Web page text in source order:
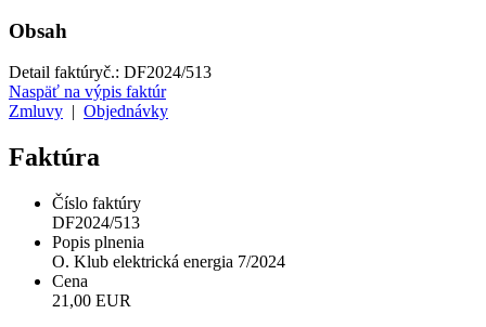
Obsah
Detail faktúryč.: DF2024/513
Naspäť na výpis faktúr
Zmluvy
Objednávky
Faktúra
Číslo faktúry
DF2024/513
Popis plnenia
O. Klub elektrická energia 7/2024
Cena
21,00 EUR